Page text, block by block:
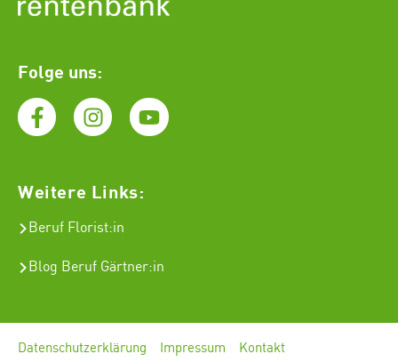
Folge uns:
Weitere Links:
Beruf Florist:in
Blog Beruf Gärtner:in
Datenschutzerklärung Impressum Kontakt